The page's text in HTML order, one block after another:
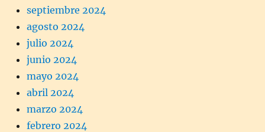
septiembre 2024
agosto 2024
julio 2024
junio 2024
mayo 2024
abril 2024
marzo 2024
febrero 2024